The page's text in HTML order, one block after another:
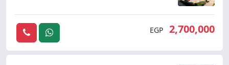
2,700,000
EGP